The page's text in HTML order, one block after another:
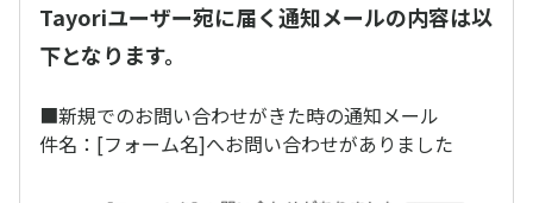
Tayoriユーザー宛に届く通知メールの内容は以
下となります。
■新規でのお問い合わせがきた時の通知メール
件名：[フォーム名]へお問い合わせがありました